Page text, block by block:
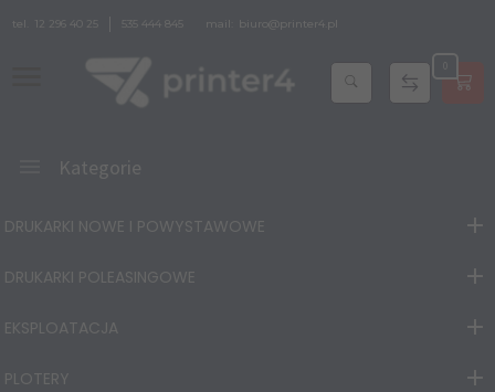
tel. 12 296 40 25 535 444 845 mail: biuro@printer4.pl
Kategorie
DRUKARKI NOWE I POWYSTAWOWE
DRUKARKI POLEASINGOWE
EKSPLOATACJA
PLOTERY